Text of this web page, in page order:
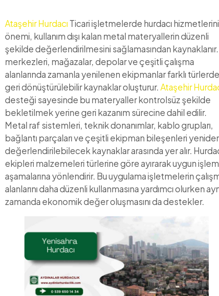
Ataşehir HurdacıTicari işletmelerde hurdacı
önemi, kullanım dışı kalan metal materyallerin düzenli
şekilde değerlendirilmesini sağlamasından
merkezleri, mağazalar, depolar ve çeşitli çalışma
alanlarında zamanla yenilenen ekipmanlar farklı türlerde
geri dönüştürülebilir kaynaklar oluşturur. Ataşehir
desteği sayesinde bu materyaller kontrolsüz şekilde
bekletilmek yerine geri kazanım sürecine dahil edilir.
Metal raf sistemleri, teknik donanımlar, kablo grupları,
bağlantı parçaları ve çeşitli ekipman bileşenleri
değerlendirilebilecek kaynaklar arasında yer alır.
ekipleri malzemeleri türlerine göre ayırarak uygun işlem
aşamalarına yönlendirir. Bu uygulama işletmelerin
alanlarını daha düzenli kullanmasına yardımcı olurken
zamanda ekonomik değer oluşmasını da destekler.